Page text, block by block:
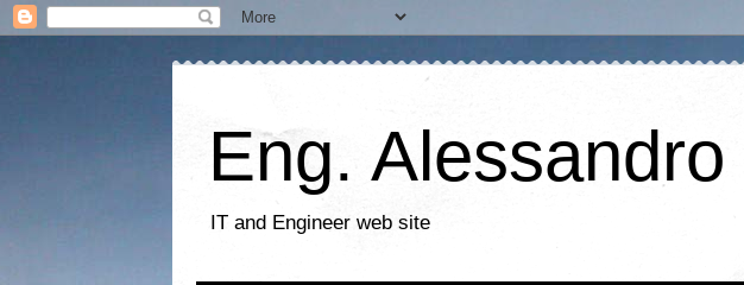
Eng.
IT and Engineer web site